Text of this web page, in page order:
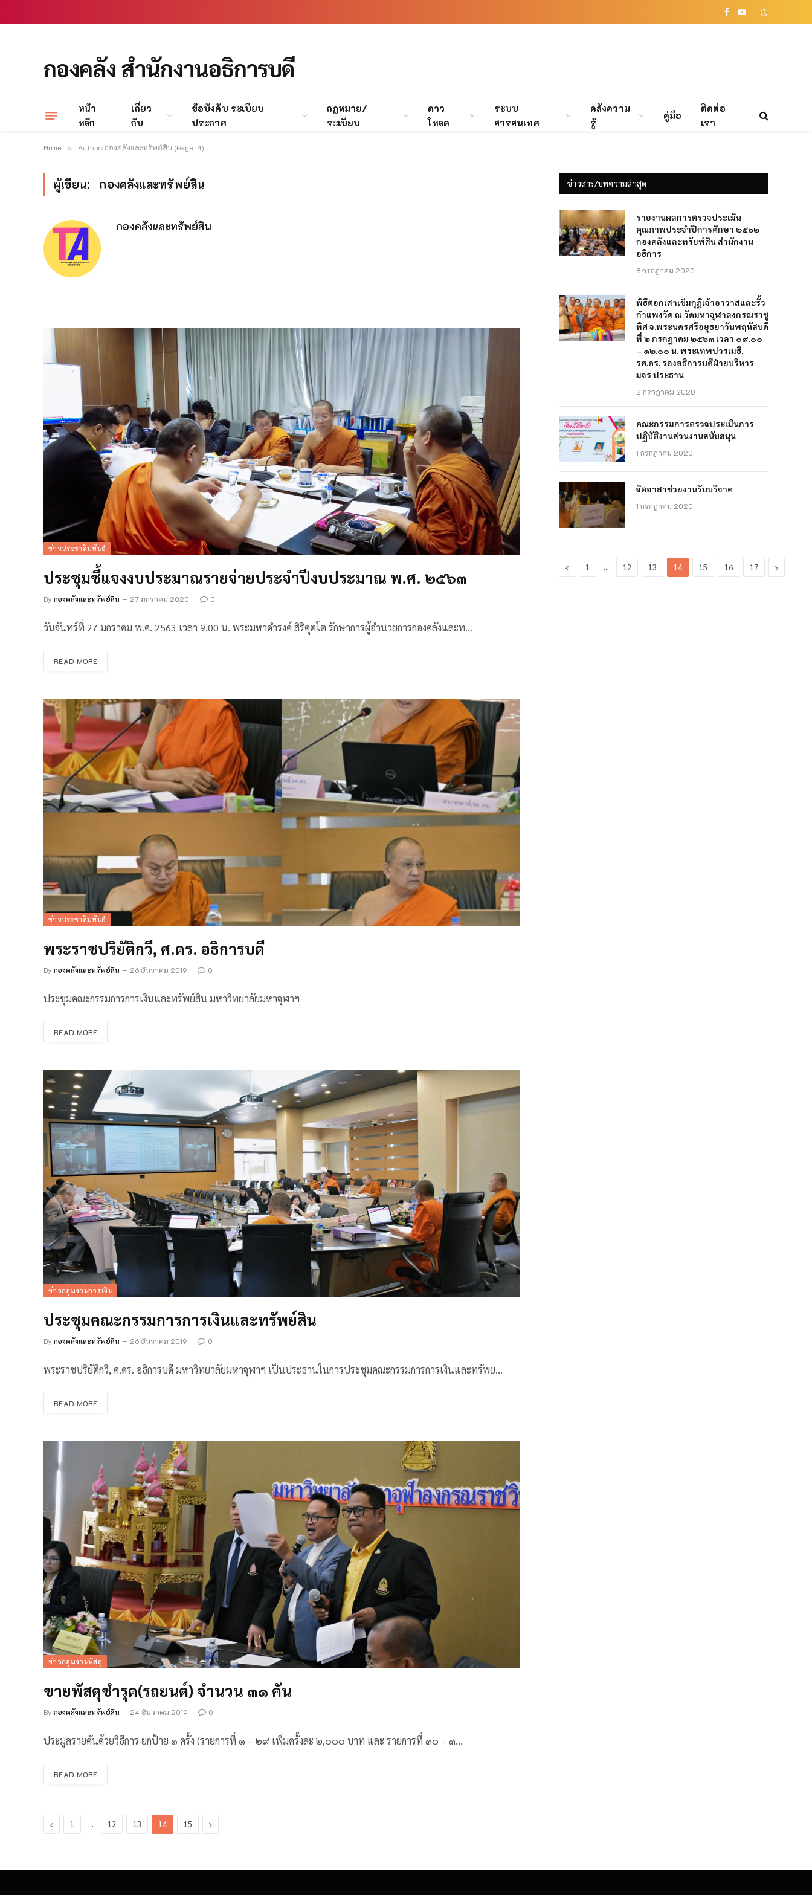
Facebook
YouTube
กองคลัง สำนักงานอธิการบดี
หน้า
หลัก
เกี่ยว
กับ
ข้อบังคับ ระเบียบ
ประกาศ
กฏหมาย/
ระเบียบ
ดาว
โหลด
ระบบ
สารสนเทศ
คลังความ
รู้
คู่มือ
ติดต่อ
เรา
Home » Author: กองคลังและทรัพย์สิน (Page 14)
ผู้เขียน: กองคลังและทรัพย์สิน
กองคลังและทรัพย์สิน
ข่าวประชาสัมพันธ์
ประชุมชี้แจงงบประมาณรายจ่ายประจำปีงบประมาณ พ.ศ. ๒๕๖๓
By กองคลังและทรัพย์สิน 27 มกราคม 2020 0
วันจันทร์ที่ 27 มกราคม พ.ศ. 2563 เวลา 9.00 น. พระมหาดำรงค์ สิริคุตฺโต รักษาการผู้อำนวยการกองคลังและท…
READ MORE
ข่าวประชาสัมพันธ์
พระราชปริยัติกวี, ศ.ดร. อธิการบดี
By กองคลังและทรัพย์สิน 26 ธันวาคม 2019 0
ประชุมคณะกรรมการการเงินและทรัพย์สิน มหาวิทยาลัยมหาจุฬาฯ
READ MORE
ข่าวกลุ่มงานการเงิน
ประชุมคณะกรรมการการเงินและทรัพย์สิน
By กองคลังและทรัพย์สิน 26 ธันวาคม 2019 0
พระราชปริยัติกวี, ศ.ดร. อธิการบดี มหาวิทยาลัยมหาจุฬาฯ เป็นประธานในการประชุมคณะกรรมการการเงินและทรัพย…
READ MORE
ข่าวกลุ่มงานพัสดุ
ขายพัสดุชำรุด(รถยนต์) จำนวน ๓๑ คัน
By กองคลังและทรัพย์สิน 24 ธันวาคม 2019 0
ประมูลรายคันด้วยวิธีการ ยกป้าย ๑ ครั้ง (รายการที่ ๑ – ๒๙ เพิ่มครั้งละ ๒,๐๐๐ บาท และ รายการที่ ๓๐ – ๓…
READ MORE
Previous
1 … 12 13 14 15 Next
ข่าวสาร/บทความล่าสุด
รายงานผลการตรวจประเมิน
คุณภาพประจำปีการศึกษา ๒๕๖๒
กองคลังและทรัยพ์สิน สำนักงาน
อธิการ
8 กรกฎาคม 2020
พิธีตอกเสาเข็มกุฏิเจ้าอาวาสและรั้ว
กำแพงวัด ณ วัดมหาจุฬาลงกรณราชู
ทิศ จ.พระนครศรีอยุธยาวันพฤหัสบดี
ที่ ๒ กรกฎาคม ๒๕๖๓ เวลา ๐๙.๐๐
– ๑๒.๐๐ น. พระเทพปวรเมธี,
รศ.ดร. รองอธิการบดีฝ่ายบริหาร
มจร ประธาน
2 กรกฎาคม 2020
คณะกรรมการตรวจประเมินการ
ปฏิบัติงานส่วนงานสนับสนุน
1 กรกฎาคม 2020
จิตอาสาช่วยงานรับบริจาค
1 กรกฎาคม 2020
Previous
1 … 12 13 14 15 16 17 Next